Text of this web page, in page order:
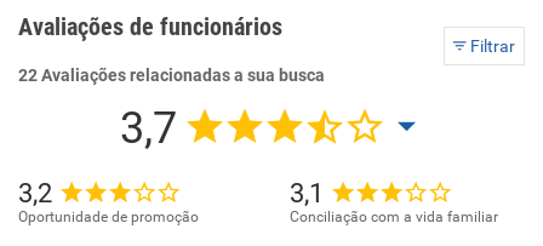
Avaliações de funcionários
Filtrar
22 Avaliações relacionadas a sua busca
3,7
3,2
Oportunidade de promoção
3,1
Conciliação com a vida familiar